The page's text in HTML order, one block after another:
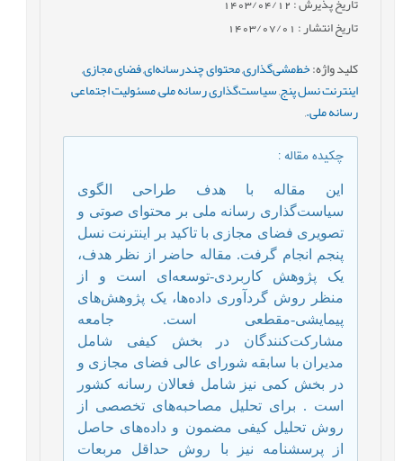
تاریخ انتشار : 1403/07/01
کلید واژه:خط‌مشی‌گذاری,محتوای چندرسانه‌ای,فضای مجازی,
اینترنت نسل پنج‌,سیاست‌گذاری رسانه ملی,مسئولیت اجتماعی
رسانه ملی.,
چکیده مقاله:
این مقاله با هدف طراحی الگوی
سیاست‌گذاری رسانه ملی بر محتوای صوتی و
تصویری فضای مجازی با تاکید بر اینترنت نسل
پنجم انجام گرفت. مقاله حاضر از نظر هدف،
یک پژوهش کاربردی-توسعه‌ای است و از
منظر روش گردآوری داده‌ها، یک پژوهش‌های
پیمایشی-مقطعی است. جامعه
مشارکت‌کنندگان در بخش کیفی شامل
مدیران با سابقه شورای‌ عالی فضای مجازی و
در بخش کمی نیز شامل فعالان رسانه کشور
است . برای تحلیل مصاحبه‌های تخصصی از
روش تحلیل کیفی مضمون و داده‌های حاصل
از پرسشنامه نیز با روش حداقل مربعات